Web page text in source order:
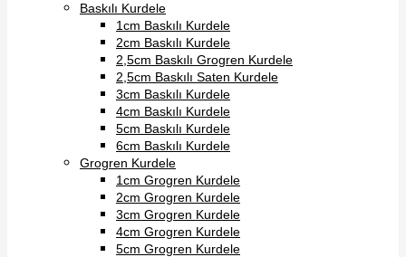
satın al
Baskılı Kurdele
1cm Baskılı Kurdele
2cm Baskılı Kurdele
2,5cm Baskılı Grogren Kurdele
2,5cm Baskılı Saten Kurdele
3cm Baskılı Kurdele
4cm Baskılı Kurdele
5cm Baskılı Kurdele
6cm Baskılı Kurdele
Grogren Kurdele
1cm Grogren Kurdele
2cm Grogren Kurdele
3cm Grogren Kurdele
4cm Grogren Kurdele
5cm Grogren Kurdele